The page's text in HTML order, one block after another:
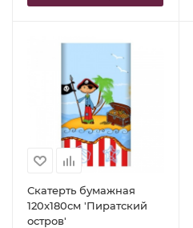
Скатерть бумажная
120x180см 'Пиратский
остров'